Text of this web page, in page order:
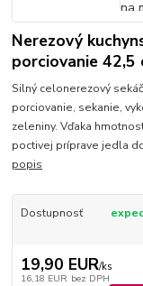
Nerezový
porciovanie 42,5
Silný celonerezový
porciovanie, sekanie,
zeleniny. Vďaka
poctivej príprave jedla
popis
Dostupnosť
19,90 EUR/ks
16,18 EUR bez DPH